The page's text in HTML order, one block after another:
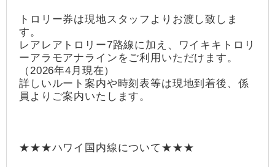
トロリー券は現地スタッフよりお渡し致しま
す。
レアレアトロリー7路線に加え、ワイキキトロリ
ーアラモアナラインをご利用いただけます。
（2026年4月現在）
詳しいルート案内や時刻表等は現地到着後、係
員よりご案内いたします。
★★★ハワイ国内線について★★★